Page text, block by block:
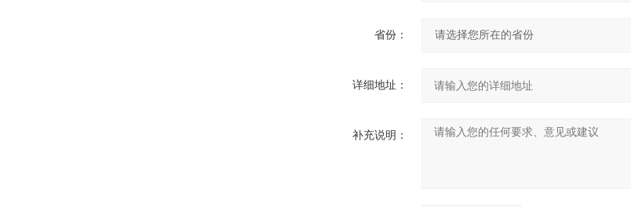
省份：
详细地址：
补充说明：